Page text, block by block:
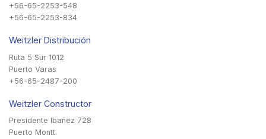
+56-65-2253-548
+56-65-2253-834
Weitzler Distribución
Ruta 5 Sur 1012
Puerto Varas
+56-65-2487-200
Weitzler Constructor
Presidente Ibañez 728
Puerto Montt